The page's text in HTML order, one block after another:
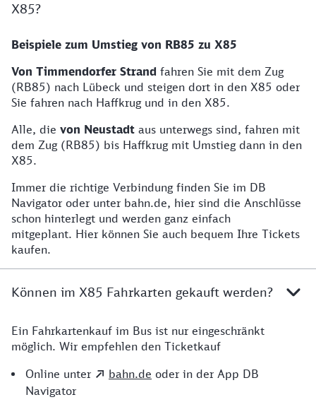
X85?
Beispiele zum Umstieg von RB85 zu X85
Von Timmendorfer Strand fahren Sie mit dem Zug
(RB85) nach Lübeck und steigen dort in den X85 oder
Sie fahren nach Haffkrug und in den X85.
Alle, die von Neustadt aus unterwegs sind, fahren mit
dem Zug (RB85) bis Haffkrug mit Umstieg dann in den
X85.
Immer die richtige Verbindung finden Sie im DB
Navigator oder unter bahn.de, hier sind die Anschlüsse
schon hinterlegt und werden ganz einfach
mitgeplant. Hier können Sie auch bequem Ihre Tickets
kaufen.
Können im X85 Fahrkarten gekauft werden?
Wo am besten die Tickets kaufen?
Ein Fahrkartenkauf im Bus ist nur eingeschränkt
möglich. Wir empfehlen den Ticketkauf
Online unter
bahn.de oder in der App DB
Navigator